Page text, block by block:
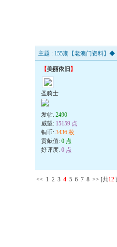
主题 : 155期【老澳门资料】
【美丽依旧 】
圣骑士
发帖: 2490
威望: 15159 点
铜币: 3436 枚
贡献值: 0 点
好评度: 0 点
<< 1 2 3 4 5 6 7 8 >> [共12